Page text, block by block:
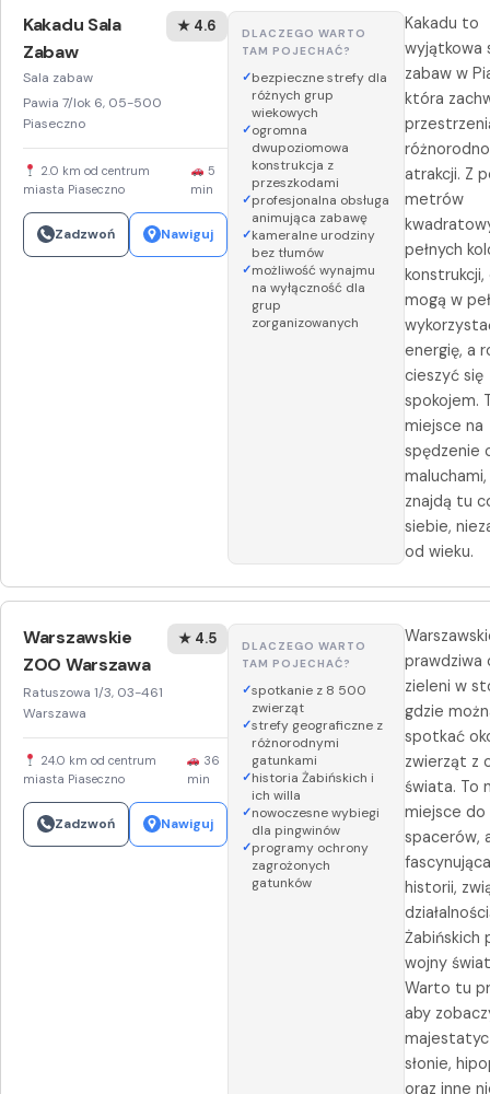
Kakadu Sala
Zabaw
Sala zabaw
Pawia 7/lok 6, 05-500
Piaseczno
★ 4.6
2.0 km od centrum
miasta Piaseczno
5
min
Zadzwoń Nawiguj
DLACZEGO WARTO
TAM POJECHAĆ?
bezpieczne strefy dla
różnych grup
wiekowych
ogromna
dwupoziomowa
konstrukcja z
przeszkodami
profesjonalna obsługa
animująca zabawę
kameralne urodziny
bez tłumów
możliwość wynajmu
na wyłączność dla
grup
zorganizowanych
Kakadu to
wyjątkowa
zabaw w
która
atrakcji. Z
metrów
pełnych
konstrukcji,
mogą w
energię, a
cieszyć się
spokojem.
miejsce na
spędzenie
znajdą tu
siebie,
od wieku.
Warszawskie
ZOO Warszawa
Ratuszowa 1/3, 03-461
Warszawa
★ 4.5
24.0 km od centrum
miasta Piaseczno
36
min
Zadzwoń Nawiguj
DLACZEGO WARTO
TAM POJECHAĆ?
spotkanie z 8 500
zwierząt
strefy geograficzne z
różnorodnymi
gatunkami
historia Żabińskich i
ich willa
nowoczesne wybiegi
dla pingwinów
programy ochrony
zagrożonych
gatunków
prawdziwa
zieleni w
gdzie
spotkać
zwierząt z
świata. To
miejsce do
spacerów,
historii,
Żabińskich
wojny
Warto tu
aby
słonie,
oraz inne